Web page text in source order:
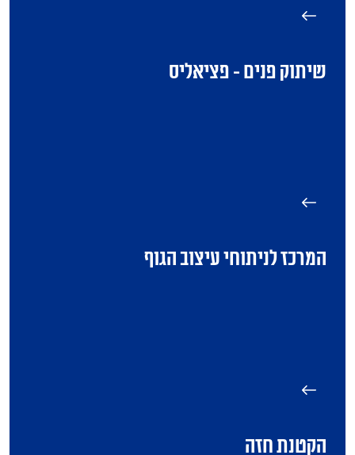
שיתוק פנים - פציאליס
המרכז לניתוחי עיצוב הגוף
הקטנת חזה